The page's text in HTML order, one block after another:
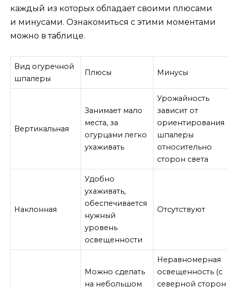
каждый из которых обладает своими плюсами
и минусами. Ознакомиться с этими моментами
можно в таблице.
Вид огуречной
шпалеры
Плюсы Минусы
Вертикальная
Занимает мало
места, за
огурцами легко
ухаживать
Урожайность
зависит от
ориентирования
шпалеры
относительно
сторон света
Наклонная
Удобно
ухаживать,
обеспечивается
нужный
уровень
освещенности
Отсутствуют
Можно сделать
на небольшом
Неравномерная
освещенность (с
северной